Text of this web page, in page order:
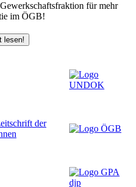
für mehr
im ÖGB!
lesen!